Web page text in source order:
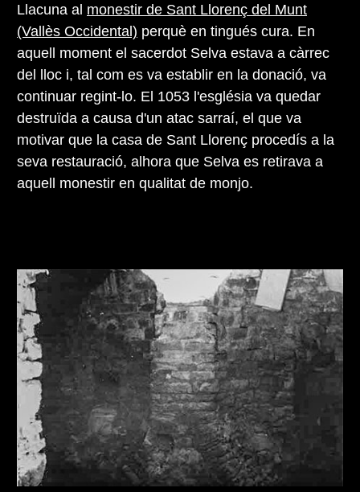
Llacuna al monestir de Sant Llorenç del Munt
(Vallès Occidental) perquè en tingués cura. En
aquell moment el sacerdot Selva estava a càrrec
del lloc i, tal com es va establir en la donació, va
continuar regint-lo. El 1053 l'església va quedar
destruïda a causa d'un atac sarraí, el que va
motivar que la casa de Sant Llorenç procedís a la
seva restauració, alhora que Selva es retirava a
aquell monestir en qualitat de monjo.